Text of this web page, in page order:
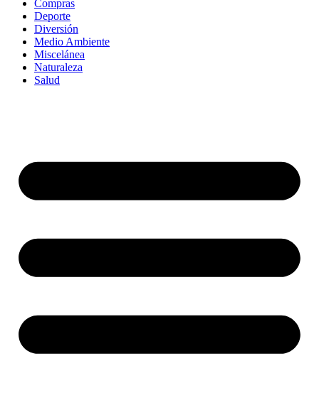
Compras
Deporte
Diversión
Medio Ambiente
Miscelánea
Naturaleza
Salud